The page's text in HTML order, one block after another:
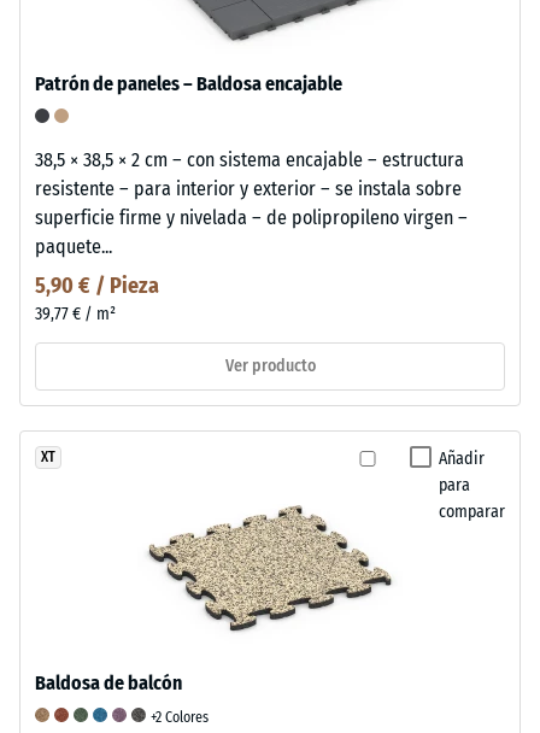
Patrón de paneles – Baldosa encajable
38,5 × 38,5 × 2 cm – con sistema encajable – estructura
resistente – para interior y exterior – se instala sobre
superficie firme y nivelada – de polipropileno virgen –
paquete...
5,90 € / Pieza
39,77 € / m²
Ver producto
Añadir
para
comparar
XT
Baldosa de balcón
+2 Colores